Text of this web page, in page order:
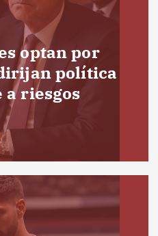
optan por
política
a riesgos